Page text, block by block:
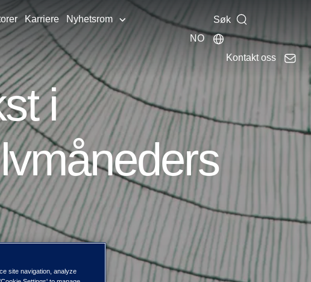
Karriere Nyhetsrom
Søk
NO
Kontakt oss
i
site navigation, analyze